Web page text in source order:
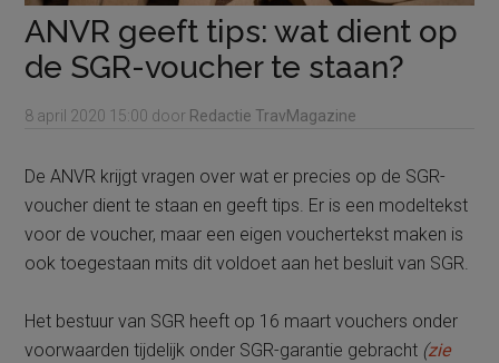
ANVR geeft tips: wat dient op
de SGR-voucher te staan?
8 april 2020 15:00 door Redactie TravMagazine
De ANVR krijgt vragen over wat er precies op de SGR-
voucher dient te staan en geeft tips. Er is een modeltekst
voor de voucher, maar een eigen vouchertekst maken is
ook toegestaan mits dit voldoet aan het besluit van SGR.
Het bestuur van SGR heeft op 16 maart vouchers onder
voorwaarden tijdelijk onder SGR-garantie gebracht (zie